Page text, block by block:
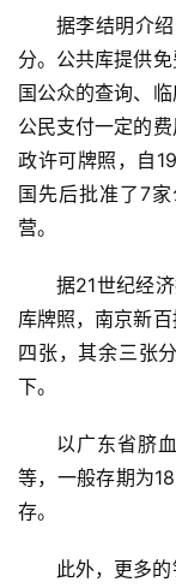
据李结明介
分。公共库提供
国公众的查询、
公民支付一定的
政许可牌照，自
国先后批准了7
营。
据21世纪经
库牌照，南京新
四张，其余三张
下。
以广东省脐
等，一般存期为
存。
此外，更多